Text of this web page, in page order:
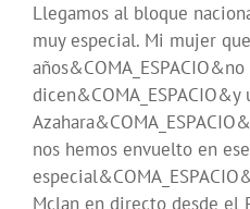
Llegamos al bloque
muy especial. Mi mujer
años&COMA_ESPACIO&no
nos hemos envuelto en
Mclan en directo desde el